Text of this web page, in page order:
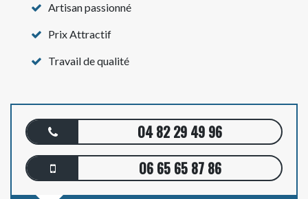
Artisan passionné
Prix Attractif
Travail de qualité
04 82 29 49 96
06 65 65 87 86